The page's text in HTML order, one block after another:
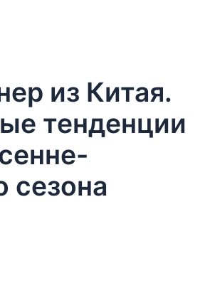
из Китая.
тенденции
сезона